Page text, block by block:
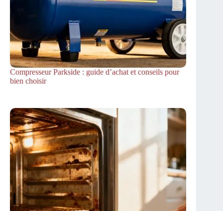
Compresseur Parkside : guide d’achat et conseils pour
bien choisir